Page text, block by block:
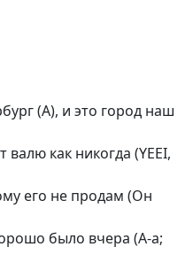
(А), и это город наш
как никогда (YEEI,
его не продам (Он
было вчера (А-а;